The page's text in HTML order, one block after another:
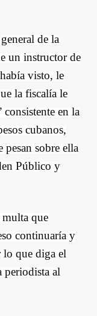
de la
un instructor de
visto, le
la fiscalía le
en la
cubanos,
pesan sobre ella
Público y
multa que
continuaría y
lo que diga el
periodista al